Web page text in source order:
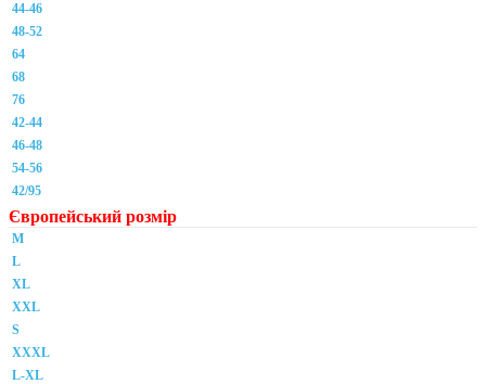
44-46
48-52
64
68
76
42-44
46-48
54-56
42/95
Європейський розмір
M
L
XL
XXL
S
XXXL
L-XL